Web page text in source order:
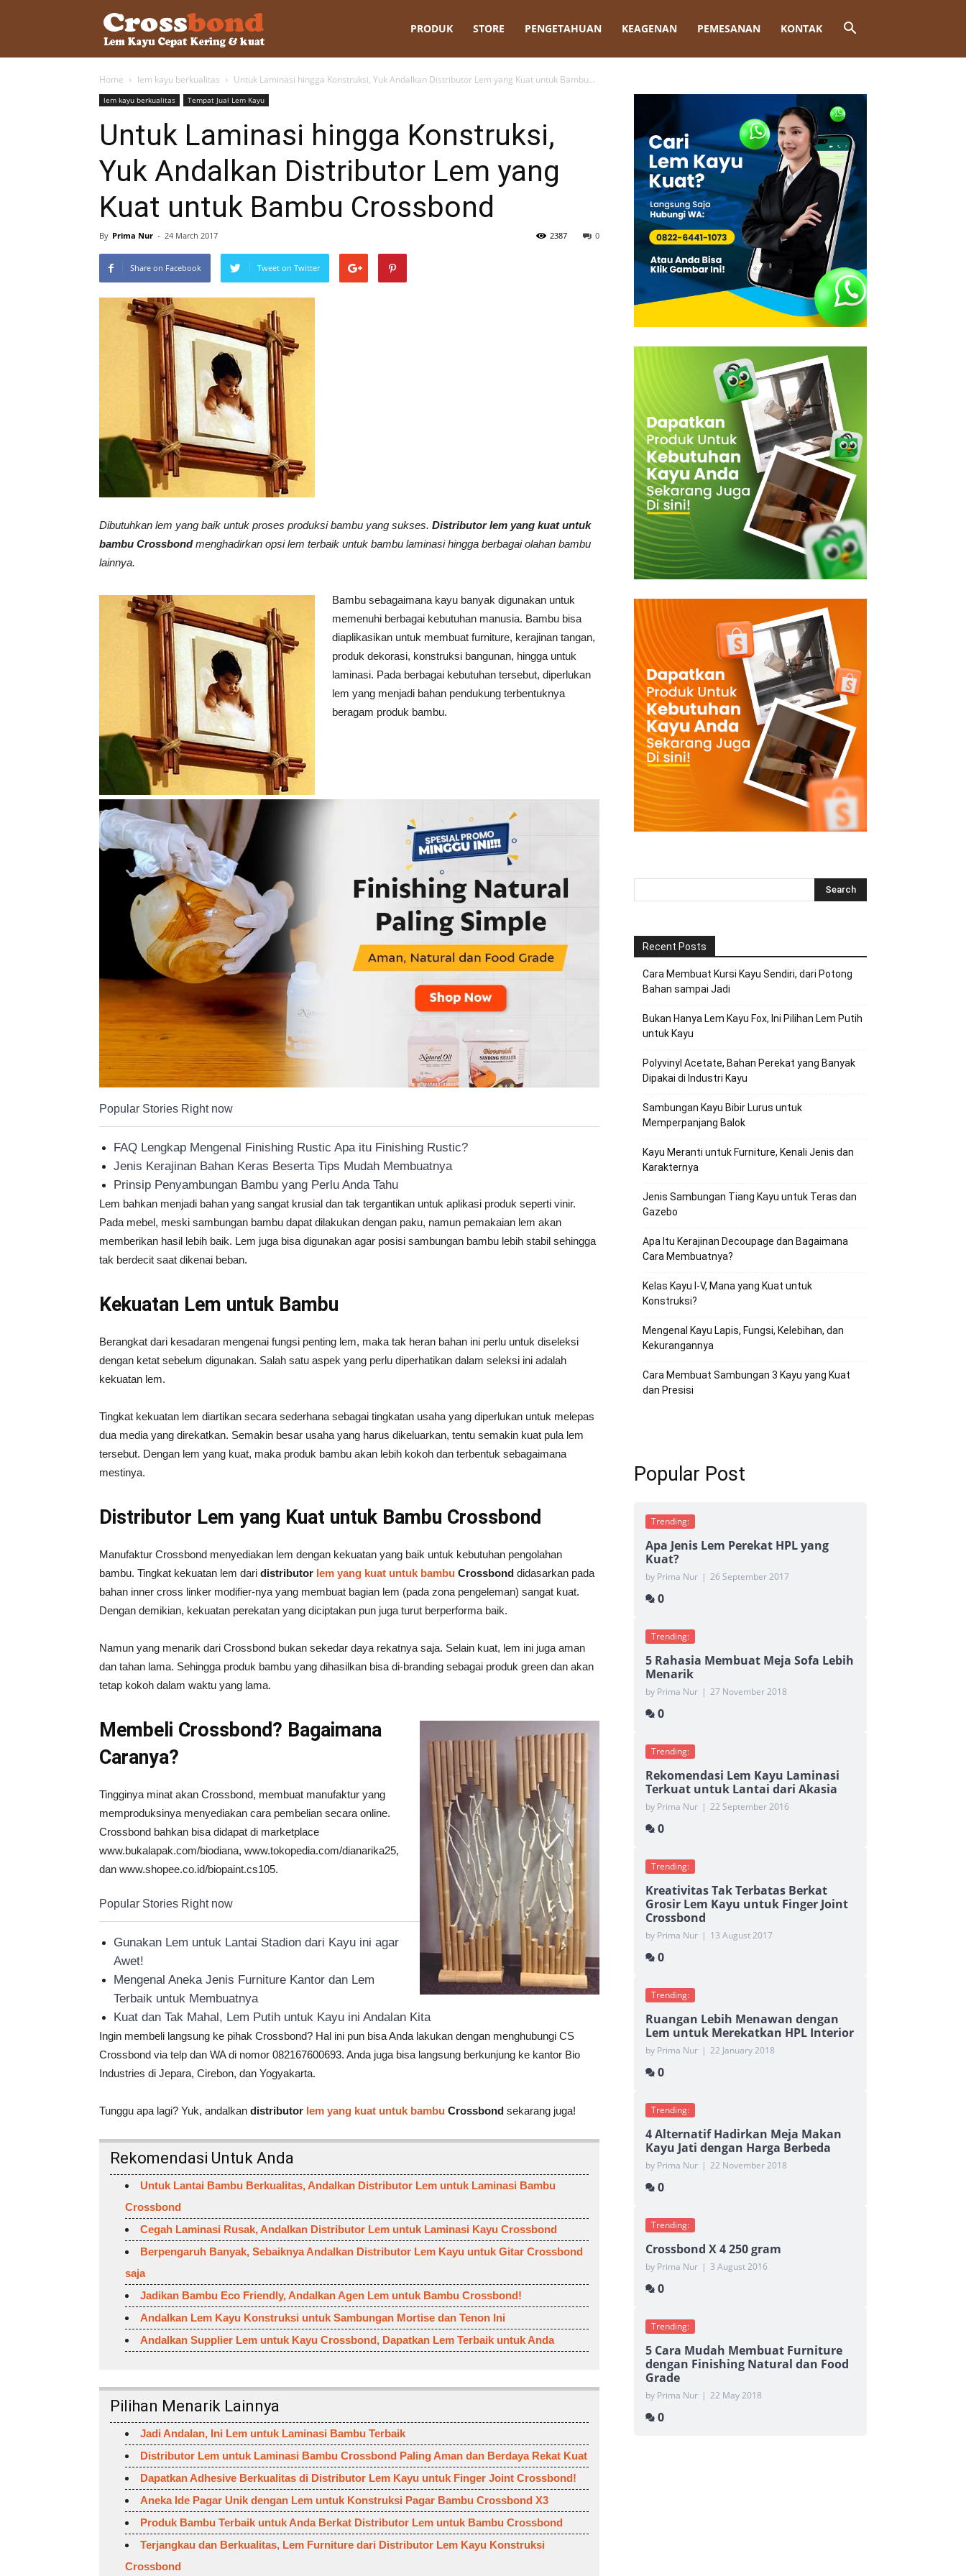
–
Lem
Kayu,
HPL,
Kertas,
Vinyl
Cepat
Kering,
Kuat
Tahan
Lama
PRODUK STORE PENGETAHUAN KEAGENAN PEMESANAN KONTAK
Home lem kayu berkualitas Untuk Laminasi hingga Konstruksi, Yuk Andalkan Distributor Lem yang Kuat untuk Bambu...
lem kayu berkualitas Tempat Jual Lem Kayu
Untuk Laminasi hingga Konstruksi,
Yuk Andalkan Distributor Lem yang
Kuat untuk Bambu Crossbond
By Prima Nur - 24 March 2017 0
2387
Share on Facebook Tweet on Twitter
Dibutuhkan lem yang baik untuk proses produksi bambu yang sukses. Distributor lem yang kuat untuk
bambu Crossbondmenghadirkan opsi lem terbaik untuk bambu laminasi hingga berbagai olahan bambu
lainnya.
Bambu sebagaimana kayu banyak digunakan untuk
memenuhi berbagai kebutuhan manusia. Bambu bisa
diaplikasikan untuk membuat furniture, kerajinan tangan,
produk dekorasi, konstruksi bangunan, hingga untuk
laminasi. Pada berbagai kebutuhan tersebut, diperlukan
lem yang menjadi bahan pendukung terbentuknya
beragam produk bambu.
Popular Stories Right now
FAQ Lengkap Mengenal Finishing Rustic Apa itu Finishing Rustic?
Jenis Kerajinan Bahan Keras Beserta Tips Mudah Membuatnya
Prinsip Penyambungan Bambu yang Perlu Anda Tahu
Lem bahkan menjadi bahan yang sangat krusial dan tak tergantikan untuk aplikasi produk seperti vinir.
Pada mebel, meski sambungan bambu dapat dilakukan dengan paku, namun pemakaian lem akan
memberikan hasil lebih baik. Lem juga bisa digunakan agar posisi sambungan bambu lebih stabil sehingga
tak berdecit saat dikenai beban.
Kekuatan Lem untuk Bambu
Berangkat dari kesadaran mengenai fungsi penting lem, maka tak heran bahan ini perlu untuk diseleksi
dengan ketat sebelum digunakan. Salah satu aspek yang perlu diperhatikan dalam seleksi ini adalah
kekuatan lem.
Tingkat kekuatan lem diartikan secara sederhana sebagai tingkatan usaha yang diperlukan untuk melepas
dua media yang direkatkan. Semakin besar usaha yang harus dikeluarkan, tentu semakin kuat pula lem
tersebut. Dengan lem yang kuat, maka produk bambu akan lebih kokoh dan terbentuk sebagaimana
mestinya.
Distributor Lem yang Kuat untuk Bambu Crossbond
Manufaktur Crossbond menyediakan lem dengan kekuatan yang baik untuk kebutuhan pengolahan
bambu. Tingkat kekuatan lem dari distributor lem yang kuat untuk bambu Crossbond didasarkan pada
bahan inner cross linker modifier-nya yang membuat bagian lem (pada zona pengeleman) sangat kuat.
Dengan demikian, kekuatan perekatan yang diciptakan pun juga turut berperforma baik.
Namun yang menarik dari Crossbond bukan sekedar daya rekatnya saja. Selain kuat, lem ini juga aman
dan tahan lama. Sehingga produk bambu yang dihasilkan bisa di-branding sebagai produk green dan akan
tetap kokoh dalam waktu yang lama.
Membeli Crossbond? Bagaimana
Caranya?
Tingginya minat akan Crossbond, membuat manufaktur yang
memproduksinya menyediakan cara pembelian secara online.
Crossbond bahkan bisa didapat di marketplace
www.bukalapak.com/biodiana, www.tokopedia.com/dianarika25,
dan www.shopee.co.id/biopaint.cs105.
Popular Stories Right now
Gunakan Lem untuk Lantai Stadion dari Kayu ini agar
Awet!
Mengenal Aneka Jenis Furniture Kantor dan Lem
Terbaik untuk Membuatnya
Kuat dan Tak Mahal, Lem Putih untuk Kayu ini Andalan Kita
Ingin membeli langsung ke pihak Crossbond? Hal ini pun bisa Anda lakukan dengan menghubungi CS
Crossbond via telp dan WA di nomor 082167600693. Anda juga bisa langsung berkunjung ke kantor Bio
Industries di Jepara, Cirebon, dan Yogyakarta.
Tunggu apa lagi? Yuk, andalkan distributor lem yang kuat untuk bambu Crossbond sekarang juga!
Rekomendasi Untuk Anda
Untuk Lantai Bambu Berkualitas, Andalkan Distributor Lem untuk Laminasi Bambu
Crossbond
Cegah Laminasi Rusak, Andalkan Distributor Lem untuk Laminasi Kayu Crossbond
Berpengaruh Banyak, Sebaiknya Andalkan Distributor Lem Kayu untuk Gitar Crossbond
saja
Jadikan Bambu Eco Friendly, Andalkan Agen Lem untuk Bambu Crossbond!
Andalkan Lem Kayu Konstruksi untuk Sambungan Mortise dan Tenon Ini
Andalkan Supplier Lem untuk Kayu Crossbond, Dapatkan Lem Terbaik untuk Anda
Pilihan Menarik Lainnya
Jadi Andalan, Ini Lem untuk Laminasi Bambu Terbaik
Distributor Lem untuk Laminasi Bambu Crossbond Paling Aman dan Berdaya Rekat Kuat
Dapatkan Adhesive Berkualitas di Distributor Lem Kayu untuk Finger Joint Crossbond!
Aneka Ide Pagar Unik dengan Lem untuk Konstruksi Pagar Bambu Crossbond X3
Produk Bambu Terbaik untuk Anda Berkat Distributor Lem untuk Bambu Crossbond
Terjangkau dan Berkualitas, Lem Furniture dari Distributor Lem Kayu Konstruksi
Crossbond
Recent Posts
Cara Membuat Kursi Kayu Sendiri, dari Potong
Bahan sampai Jadi
Bukan Hanya Lem Kayu Fox, Ini Pilihan Lem Putih
untuk Kayu
Polyvinyl Acetate, Bahan Perekat yang Banyak
Dipakai di Industri Kayu
Sambungan Kayu Bibir Lurus untuk
Memperpanjang Balok
Kayu Meranti untuk Furniture, Kenali Jenis dan
Karakternya
Jenis Sambungan Tiang Kayu untuk Teras dan
Gazebo
Apa Itu Kerajinan Decoupage dan Bagaimana
Cara Membuatnya?
Kelas Kayu I-V, Mana yang Kuat untuk
Konstruksi?
Mengenal Kayu Lapis, Fungsi, Kelebihan, dan
Kekurangannya
Cara Membuat Sambungan 3 Kayu yang Kuat
dan Presisi
Popular Post
Trending:
Apa Jenis Lem Perekat HPL yang
Kuat?
by Prima Nur | 26 September 2017
0
Trending:
5 Rahasia Membuat Meja Sofa Lebih
Menarik
by Prima Nur | 27 November 2018
0
Trending:
Rekomendasi Lem Kayu Laminasi
Terkuat untuk Lantai dari Akasia
by Prima Nur | 22 September 2016
0
Trending:
Kreativitas Tak Terbatas Berkat
Grosir Lem Kayu untuk Finger Joint
Crossbond
by Prima Nur | 13 August 2017
0
Trending:
Ruangan Lebih Menawan dengan
Lem untuk Merekatkan HPL Interior
by Prima Nur | 22 January 2018
0
Trending:
4 Alternatif Hadirkan Meja Makan
Kayu Jati dengan Harga Berbeda
by Prima Nur | 22 November 2018
0
Trending:
Crossbond X 4 250 gram
by Prima Nur | 3 August 2016
0
Trending:
5 Cara Mudah Membuat Furniture
dengan Finishing Natural dan Food
Grade
by Prima Nur | 22 May 2018
0